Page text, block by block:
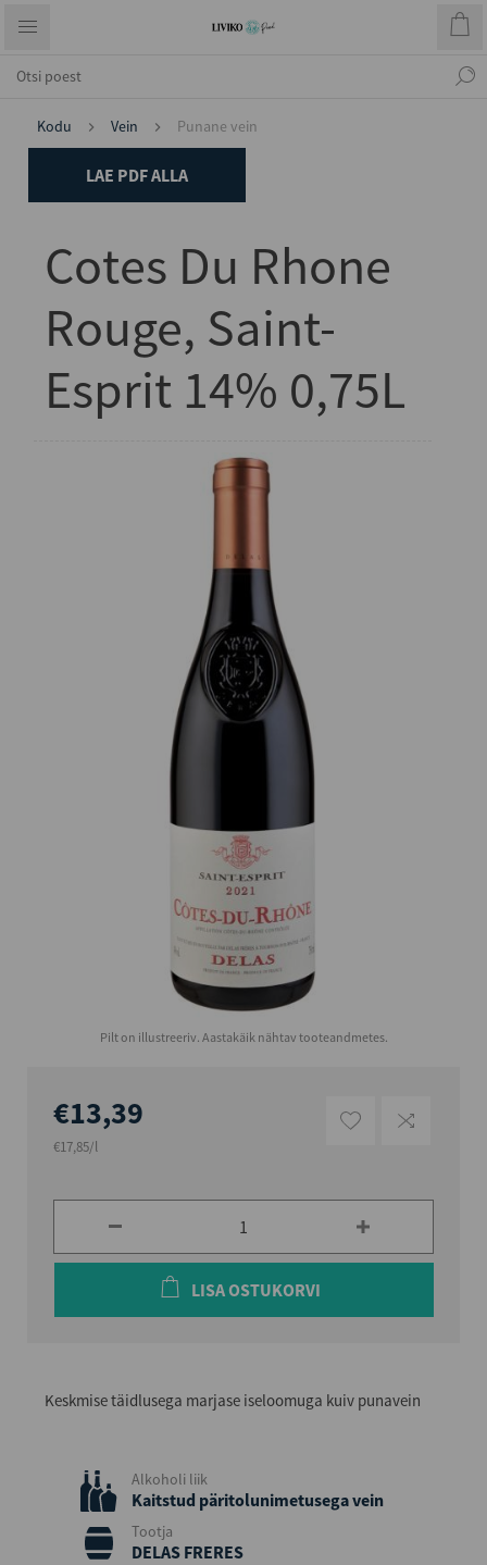
Kodu Vein Punane vein
LAE PDF ALLA
Cotes Du Rhone
Rouge, Saint-
Esprit 14% 0,75L
Pilt on illustreeriv. Aastakäik nähtav tooteandmetes.
€13,39
€17,85/l
LISA OSTUKORVI
Keskmise täidlusega marjase iseloomuga kuiv punavein
Alkoholi liik
Kaitstud päritolunimetusega vein
Tootja
DELAS FRERES